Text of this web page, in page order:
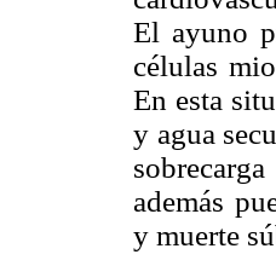
El ayuno
células
En esta
y agua
además
y muerte